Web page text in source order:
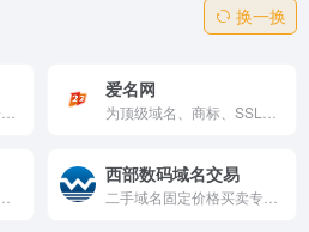
换一换
爱名网
西部数码域名交易